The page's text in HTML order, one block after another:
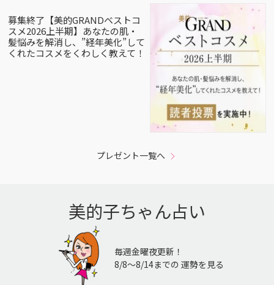
募集終了【美的GRANDベストコ
スメ2026上半期】あなたの肌・
髪悩みを解消し、”経年美化”して
くれたコスメをくわしく教えて！
プレゼント一覧へ
美的子ちゃん占い
毎週金曜夜更新！
8/8〜8/14までの 運勢を見る